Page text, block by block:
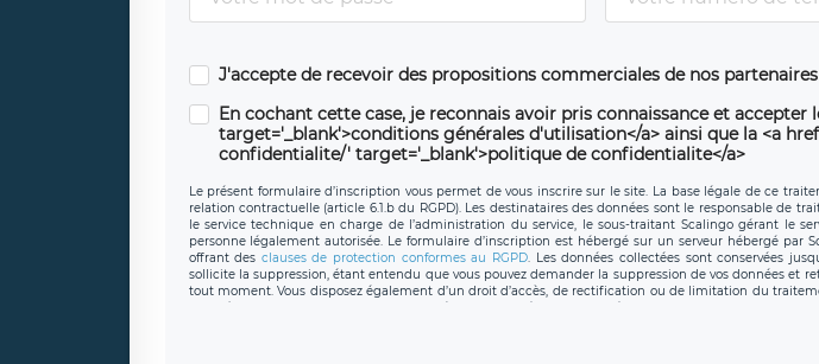
J'accepte de recevoir des propositions commerciales de nos partenaires
En cochant cette case, je reconnais avoir pris connaissance et accepter
target='_blank'>conditions générales d'utilisation</a> ainsi que la <a
confidentialite/' target='_blank'>politique de confidentialite</a>
Le présent formulaire d’inscription vous permet de vous inscrire sur le site. La base légale de ce
relation contractuelle (article 6.1.b du RGPD). Les destinataires des données sont le responsable de
le service technique en charge de l’administration du service, le sous-traitant Scalingo gérant le
personne légalement autorisée. Le formulaire d’inscription est hébergé sur un serveur hébergé par
offrant des clauses de protection conformes au RGPD. Les données collectées sont conservées
sollicite la suppression, étant entendu que vous pouvez demander la suppression de vos données et
tout moment. Vous disposez également d’un droit d’accès, de rectification ou de limitation du
caractère personnel, ainsi que d’un droit à la portabilité de vos données. Vous pouvez exercer ces
protection des données de LÉGAVOX qui exerce au siège social de LÉGAVOX et est joignable
joignable à l’adresse mail : responsabledetraitement@legavox.fr. Vous avez également le droit